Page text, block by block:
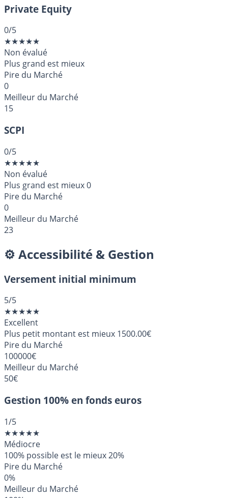
Private Equity
0/5
★★★★★
Non évalué
Plus grand est mieux
Pire du Marché
0
Meilleur du Marché
15
SCPI
0/5
★★★★★
Non évalué
Plus grand est mieux0
Pire du Marché
0
Meilleur du Marché
23
⚙️ Accessibilité & Gestion
Versement initial minimum
5/5
★★★★★
Excellent
Plus petit montant est mieux 1500.00€
Pire du Marché
100000€
Meilleur du Marché
50€
Gestion 100% en fonds euros
1/5
★★★★★
Médiocre
100% possible est le mieux20%
Pire du Marché
0%
Meilleur du Marché